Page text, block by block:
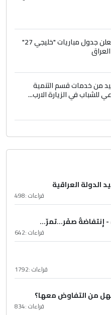
الاتحاد الخليجي يعلن جدول مباريات "خليجي 27"
من خدمات قسم التنمية
للشباب في الزيارة الارب...
الدولة العراقية
قراءات :498
- إِنتفاضةُ صفَر…تمرّ...
قراءات :642
قراءات :1792
من التفاوض معها؟
قراءات :834